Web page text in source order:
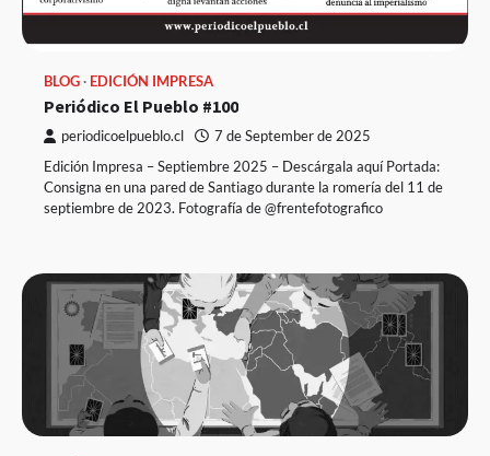
BLOG EDICIÓN IMPRESA
Periódico El Pueblo #100
periodicoelpueblo.cl 7 de September de 2025
Edición Impresa – Septiembre 2025 – Descárgala aquí Portada:
Consigna en una pared de Santiago durante la romería del 11 de
septiembre de 2023. Fotografía de @frentefotografico